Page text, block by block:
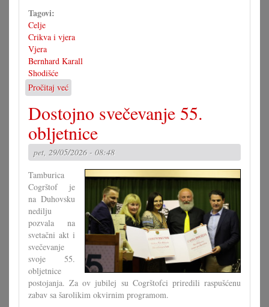
Tagovi:
Celje
Crikva i vjera
Vjera
Bernhard Karall
Shodišće
Pročitaj već
Jubilarno
stoveto
shodišće
Dostojno svečevanje 55.
obljetnice
pet, 29/05/2026 - 08:48
Tamburica
Cogrštof je
na Duhovsku
nedilju
pozvala na
svetačni akt i
svečevanje
svoje 55.
obljetnice
postojanja. Za ov jubilej su Cogrštofci priredili raspušćenu
zabav sa šarolikim okvirnim programom.